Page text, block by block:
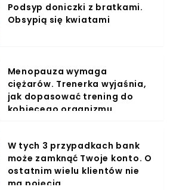
Podsyp doniczki z bratkami.
Obsypią się kwiatami
Menopauza wymaga
ciężarów. Trenerka wyjaśnia,
jak dopasować trening do
kobiecego organizmu
W tych 3 przypadkach bank
może zamknąć Twoje konto. O
ostatnim wielu klientów nie
ma pojęcia